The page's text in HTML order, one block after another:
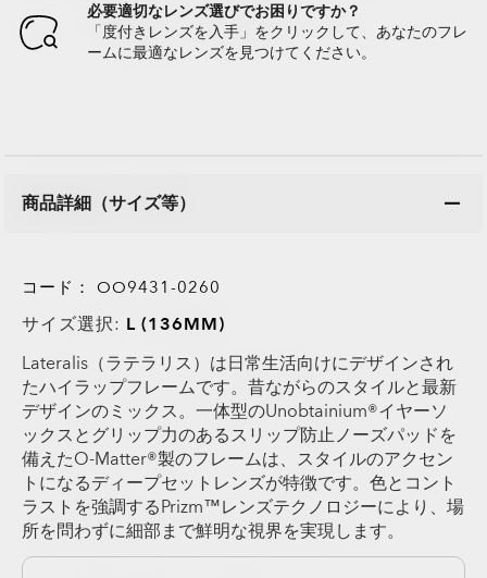
必要適切なレンズ選びでお困りですか？
「度付きレンズを入手」をクリックして、あなたのフレ
ームに最適なレンズを見つけてください。
商品詳細（サイズ等）
コード： OO9431-0260
サイズ選択: L (136MM)
Lateralis（ラテラリス）は日常生活向けにデザインされ
たハイラップフレームです。昔ながらのスタイルと最新
デザインのミックス。一体型のUnobtainium®イヤーソ
ックスとグリップ力のあるスリップ防止ノーズパッドを
備えたO-Matter®製のフレームは、スタイルのアクセン
トになるディープセットレンズが特徴です。色とコント
ラストを強調するPrizm™レンズテクノロジーにより、場
所を問わずに細部まで鮮明な視界を実現します。